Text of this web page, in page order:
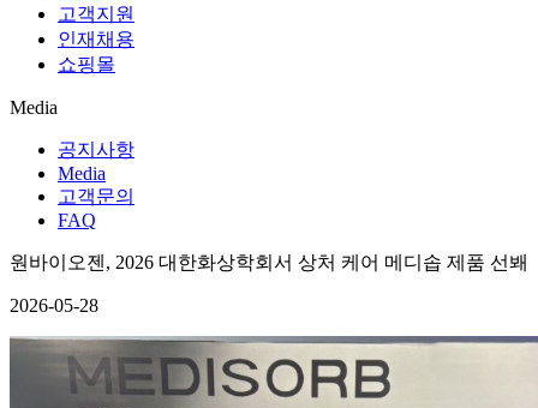
고객지원
인재채용
쇼핑몰
Media
공지사항
Media
고객문의
FAQ
원바이오젠, 2026 대한화상학회서 상처 케어 메디솝 제품 선봬
2026-05-28